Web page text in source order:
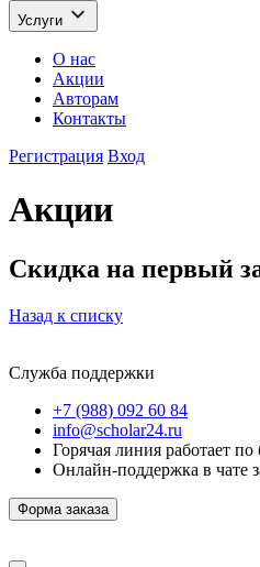
Услуги
О нас
Акции
Авторам
Контакты
Регистрация Вход
Акции
Скидка на первый
Назад к списку
Служба поддержки
+7 (988) 092 60 84
info@scholar24.ru
Горячая линия работает
Онлайн-поддержка в чате
Форма заказа